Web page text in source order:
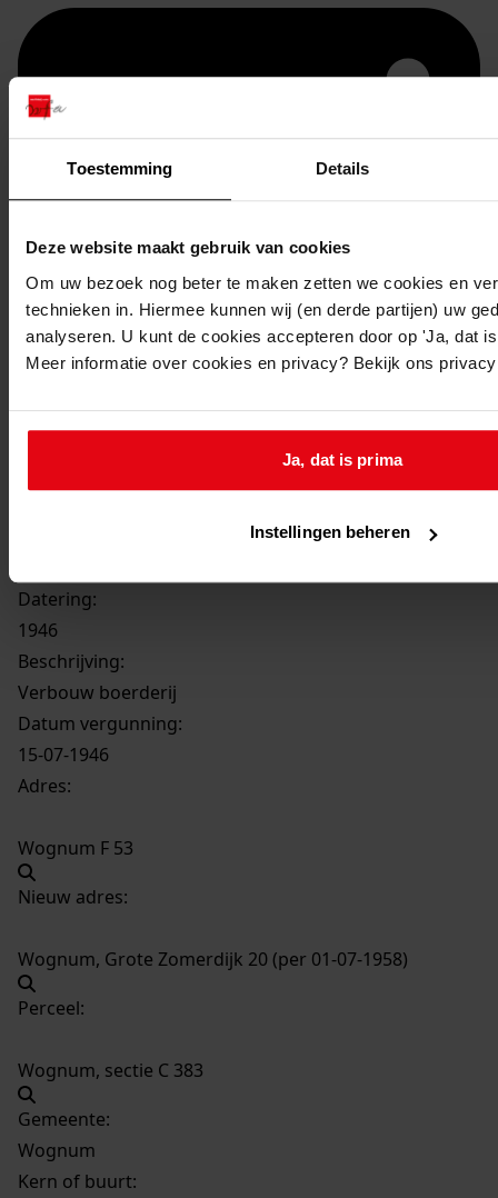
Toestemming Details
Deze website maakt gebruik van cookies
Om uw bezoek nog beter te maken zetten we cookies en
technieken in. Hiermee kunnen wij (en derde partijen) uw
analyseren. U kunt de cookies accepteren door op 'Ja, dat
Meer informatie over cookies en privacy? Bekijk ons
Ja, dat is prima
Instellingen beheren
Printen
duurzaam webadres
Datering:
1946
Beschrijving:
Verbouw boerderij
Datum vergunning:
15-07-1946
Adres:
Wognum F 53
Nieuw adres:
Wognum, Grote Zomerdijk 20 (per 01-07-1958)
Perceel:
Wognum, sectie C 383
Gemeente:
Wognum
Kern of buurt: